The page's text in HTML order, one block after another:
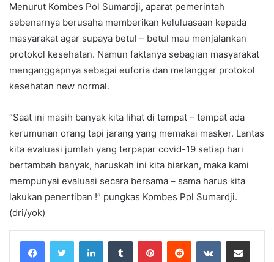
Menurut Kombes Pol Sumardji, aparat pemerintah
sebenarnya berusaha memberikan keluluasaan kepada
masyarakat agar supaya betul – betul mau menjalankan
protokol kesehatan. Namun faktanya sebagian masyarakat
menganggapnya sebagai euforia dan melanggar protokol
kesehatan new normal.
“Saat ini masih banyak kita lihat di tempat – tempat ada
kerumunan orang tapi jarang yang memakai masker. Lantas
kita evaluasi jumlah yang terpapar covid-19 setiap hari
bertambah banyak, haruskah ini kita biarkan, maka kami
mempunyai evaluasi secara bersama – sama harus kita
lakukan penertiban !” pungkas Kombes Pol Sumardji.
(dri/yok)
LinkedInTumblr PinterestReddit VKontakteShare via Email